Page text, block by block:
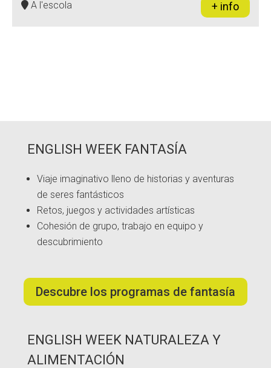
A l'escola + info
ENGLISH WEEK FANTASÍA
Viaje imaginativo lleno de historias y aventuras
de seres fantásticos
Retos, juegos y actividades artísticas
Cohesión de grupo, trabajo en equipo y
descubrimiento
Descubre los programas de fantasía
ENGLISH WEEK NATURALEZA Y
ALIMENTACIÓN